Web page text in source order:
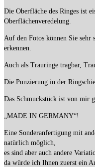
Die Oberfläche des Ringes ist
Oberflächenveredelung.
Auf den Fotos können Sie sehr
erkennen.
Auch als Trauringe tragbar,
Die Punzierung in der
Das Schmuckstück ist von mir
„MADE IN GERMANY“!
Eine Sonderanfertigung mit
natürlich möglich,
es sind aber auch andere
da würde ich Ihnen zuerst ein